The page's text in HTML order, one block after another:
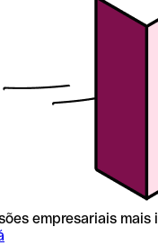
empresariais